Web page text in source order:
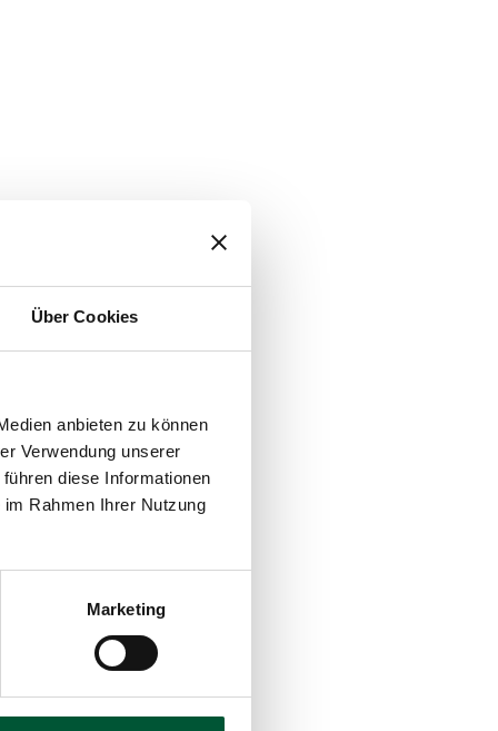
Über Cookies
anbieten zu können
Verwendung unserer
diese Informationen
Rahmen Ihrer Nutzung
Marketing